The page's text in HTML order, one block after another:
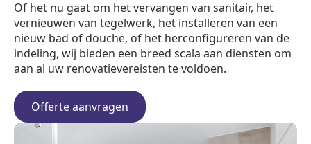
Of het nu gaat om het vervangen van sanitair, het
vernieuwen van tegelwerk, het installeren van een
nieuw bad of douche, of het herconfigureren van de
indeling, wij bieden een breed scala aan diensten om
aan al uw renovatievereisten te voldoen.
Offerte aanvragen